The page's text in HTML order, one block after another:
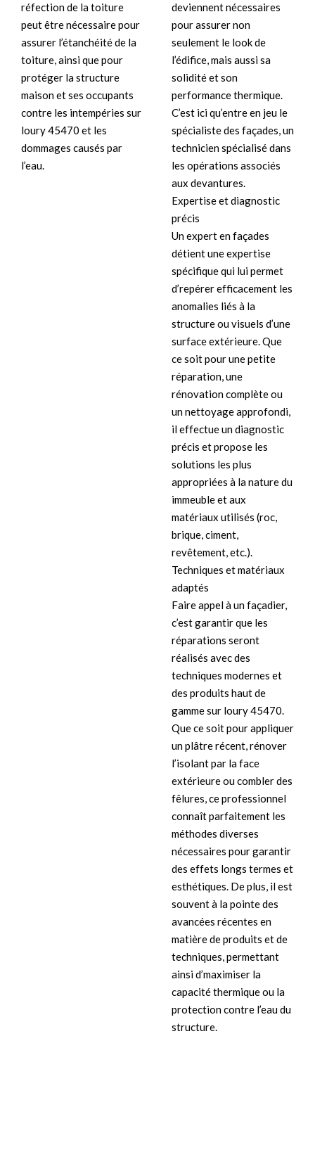
réfection de la toiture
peut être nécessaire pour
assurer l’étanchéité de la
toiture, ainsi que pour
protéger la structure
maison et ses occupants
contre les intempéries sur
loury 45470 et les
dommages causés par
l’eau.
deviennent nécessaires
pour assurer non
seulement le look de
l’édifice, mais aussi sa
solidité et son
performance thermique.
C’est ici qu’entre en jeu le
spécialiste des façades, un
technicien spécialisé dans
les opérations associés
aux devantures.
Expertise et diagnostic
précis
Un expert en façades
détient une expertise
spécifique qui lui permet
d’repérer efficacement les
anomalies liés à la
structure ou visuels d’une
surface extérieure. Que
ce soit pour une petite
réparation, une
rénovation complète ou
un nettoyage approfondi,
il effectue un diagnostic
précis et propose les
solutions les plus
appropriées à la nature du
immeuble et aux
matériaux utilisés (roc,
brique, ciment,
revêtement, etc.).
Techniques et matériaux
adaptés
Faire appel à un façadier,
c’est garantir que les
réparations seront
réalisés avec des
techniques modernes et
des produits haut de
gamme sur loury 45470.
Que ce soit pour appliquer
un plâtre récent, rénover
l’isolant par la face
extérieure ou combler des
fêlures, ce professionnel
connaît parfaitement les
méthodes diverses
nécessaires pour garantir
des effets longs termes et
esthétiques. De plus, il est
souvent à la pointe des
avancées récentes en
matière de produits et de
techniques, permettant
ainsi d’maximiser la
capacité thermique ou la
protection contre l’eau du
structure.